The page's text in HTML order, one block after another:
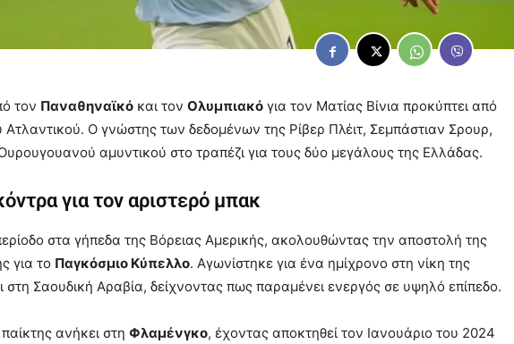
τον Παναθηναϊκό και τον Ολυμπιακό για τον Ματίας Βίνια προκύπτει από
Ο γνώστης των δεδομένων της Ρίβερ Πλέιτ, Σεμπάστιαν Σρουρ,
αμυντικού στο τραπέζι για τους δύο μεγάλους της Ελλάδας.
για τον αριστερό μπακ
στα γήπεδα της Βόρειας Αμερικής, ακολουθώντας την αποστολή της
για το Παγκόσμιο Κύπελλο. Αγωνίστηκε για ένα ημίχρονο στη νίκη της
στη Σαουδική Αραβία, δείχνοντας πως παραμένει ενεργός σε υψηλό επίπεδο.
ανήκει στη Φλαμένγκο, έχοντας αποκτηθεί τον Ιανουάριο του 2024